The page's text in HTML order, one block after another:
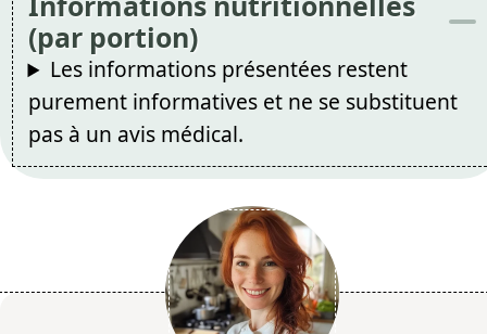
(par portion)
Les informations présentées restent
purement informatives et ne se substituent
pas à un avis médical.